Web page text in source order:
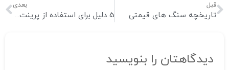
قبل
تاریخچه سنگ های قیمتی
بعدی
5 دلیل برای استفاده از پرینت سه بعدی برای کسب و کار جواهرات
دیدگاهتان را بنویسید